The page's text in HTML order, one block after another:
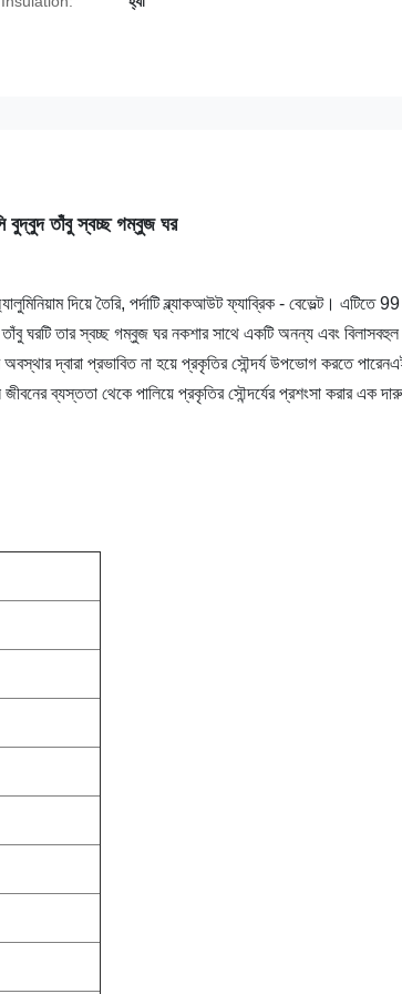
বুদ্বুদ তাঁবু স্বচ্ছ গম্বুজ ঘর
দিয়ে তৈরি, পর্দাটি ব্ল্যাকআউট ফ্যাব্রিক - বেভেল্ট। এটিতে 99
ঘরটি তার স্বচ্ছ গম্বুজ ঘর নকশার সাথে একটি অনন্য এবং বিলাসবহুল
দ্বারা প্রভাবিত না হয়ে প্রকৃতির সৌন্দর্য উপভোগ করতে
ব্যস্ততা থেকে পালিয়ে প্রকৃতির সৌন্দর্যের প্রশংসা করার এক